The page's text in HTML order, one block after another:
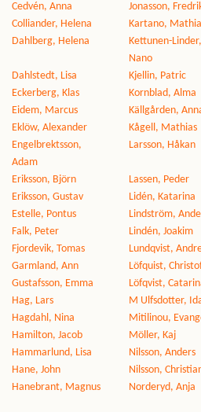
Cedvén, Anna
Jonasson,
Colliander, Helena
Kartano,
Dahlberg, Helena
Kettunen-Linder,
Nano
Dahlstedt, Lisa Kjellin, Patric
Eckerberg, Klas
Kornblad, Alma
Eidem, Marcus
Källgården,
Eklöw, Alexander
Kågell, Mathias
Engelbrektsson,
Adam
Larsson, Håkan
Eriksson, Björn Lassen, Peder
Eriksson, Gustav
Lidén, Katarina
Estelle, Pontus
Lindström,
Falk, Peter
Lindén, Joakim
Fjordevik, Tomas
Lundqvist,
Garmland, Ann
Löfquist,
Gustafsson, Emma
Löfqvist,
Hag, Lars
M Ulfsdotter,
Hagdahl, Nina
Mitilinou,
Hamilton, Jacob
Möller, Kaj
Hammarlund, Lisa
Nilsson, Anders
Hane, John
Nilsson,
Hanebrant, Magnus
Norderyd, Anja